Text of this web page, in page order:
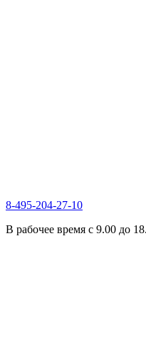
8-495-204-27-10
В рабочее время с 9.00 до